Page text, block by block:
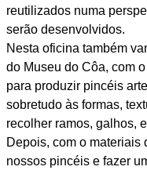
reutilizados numa
serão desenvolvidos.
Nesta oficina também
do Museu do Côa, com
para produzir pincéis
sobretudo às formas,
recolher ramos, galhos,
Depois, com o materiais
nossos pincéis e fazer